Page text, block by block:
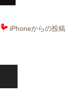
iPhoneからの投稿